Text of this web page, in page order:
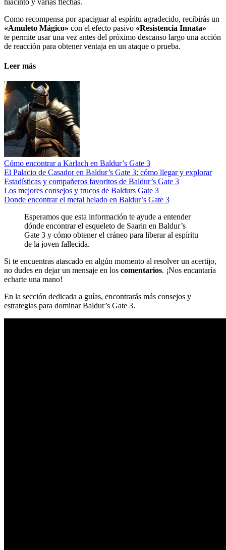
Como recompensa por apaciguar al espíritu agradecido, recibirás un
«Amuleto Mágico» con el efecto pasivo «Resistencia Innata» —
te permite usar una vez antes del próximo descanso largo una acción
de reacción para obtener ventaja en un ataque o prueba.
Leer más
Cómo encontrar a Karlach en Baldur’s Gate 3
El Palacio de Casador en Baldur’s Gate 3: cómo llegar y explorar
Estadísticas y compañeros favoritos de Baldur’s Gate 3
Los mejores consejos y trucos de Baldurs Gate 3
Donde encontrar el metal helado en Baldur’s Gate 3
Esperamos que esta información te ayude a entender
dónde encontrar el esqueleto de Saarin en Baldur’s
Gate 3 y cómo obtener el cráneo para liberar al espíritu
de la joven fallecida.
Si te encuentras atascado en algún momento al resolver un acertijo,
no dudes en dejar un mensaje en los comentarios. ¡Nos encantaría
echarte una mano!
En la sección dedicada a guías, encontrarás más consejos y
estrategias para dominar Baldur’s Gate 3.